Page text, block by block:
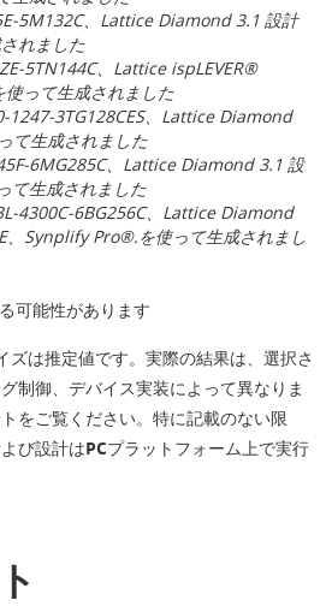
5M132C、Lattice Diamond 3.1 設計
れました
5TN144C、Lattice ispLEVER®
って生成されました
1247-3TG128CES、Lattice Diamond
て生成されました
6MG285C、Lattice Diamond 3.1 設
て生成されました
4300C-6BG256C、Lattice Diamond
、Synplify Pro®.を使って生成されまし
可能性があります
ズは推定値です。実際の結果は、選択さ
制御、デバイス実装によって異なりま
をご覧ください。特に記載のない限
び設計はPCプラットフォーム上で実行